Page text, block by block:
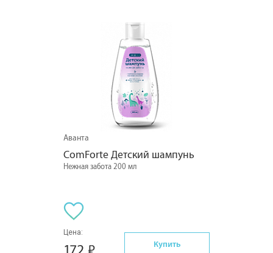
Аванта
ComForte Детский шампунь
Нежная забота 200 мл
Цена:
Купить